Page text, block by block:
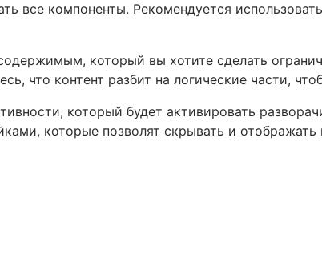
все компоненты. Рекомендуется
который вы хотите сделать
что контент разбит на логические части,
который будет активировать
которые позволят скрывать и отображать